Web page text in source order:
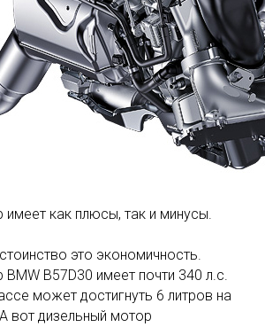
как плюсы, так и минусы.
это экономичность.
B57D30 имеет почти 340 л.с.
может достигнуть 6 литров на
вот дизельный мотор